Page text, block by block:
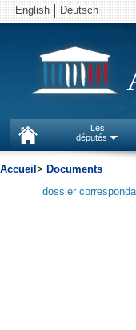
English Deutsch
Les
députés
Accueil > Documents
dossier